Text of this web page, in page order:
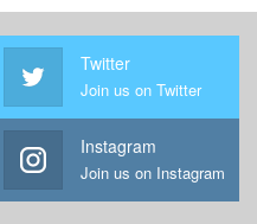
Twitter
Join us on Twitter
Instagram
Join us on Instagram